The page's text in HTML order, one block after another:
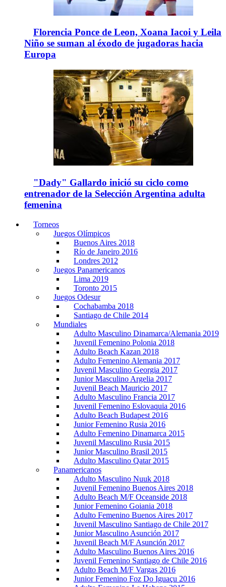
Florencia Ponce de Leon, Xoana Iacoi y Leila
Niño se suman al éxodo de jugadoras hacia
Europa
"Dady" Gallardo inició su ciclo como
entrenador de la Selección Argentina adulta
femenina
Torneos
Juegos Olímpicos
Buenos Aires 2018
Río de Janeiro 2016
Londres 2012
Juegos Panamericanos
Lima 2019
Toronto 2015
Juegos Odesur
Cochabamba 2018
Santiago de Chile 2014
Mundiales
Adulto Masculino Dinamarca/Alemania 2019
Juvenil Femenino Polonia 2018
Adulto Beach Kazan 2018
Adulto Femenino Alemania 2017
Juvenil Masculino Georgia 2017
Junior Masculino Argelia 2017
Juvenil Beach Mauricio 2017
Adulto Masculino Francia 2017
Juvenil Femenino Eslovaquia 2016
Adulto Beach Budapest 2016
Junior Femenino Rusia 2016
Adulto Femenino Dinamarca 2015
Juvenil Masculino Rusia 2015
Junior Masculino Brasil 2015
Adulto Masculino Qatar 2015
Panamericanos
Adulto Masculino Nuuk 2018
Juvenil Femenino Buenos Aires 2018
Adulto Beach M/F Oceanside 2018
Junior Femenino Goiania 2018
Adulto Femenino Buenos Aires 2017
Juvenil Masculino Santiago de Chile 2017
Junior Masculino Asunción 2017
Juvenil Beach M/F Asunción 2017
Adulto Masculino Buenos Aires 2016
Juvenil Femenino Santiago de Chile 2016
Adulto Beach M/F Vargas 2016
Junior Femenino Foz Do Iguaçu 2016